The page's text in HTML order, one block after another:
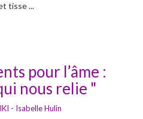
tisse ...
pour l’âme :
nous relie "
- Isabelle Hulin